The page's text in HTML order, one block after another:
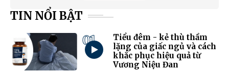
TIN NỔI BẬT
01
Tiểu đêm - kẻ thù thầm
lặng của giấc ngủ và cách
khắc phục hiệu quả từ
Vương Niệu Đan